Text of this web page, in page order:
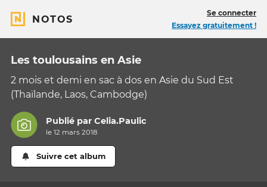
NOTOS
Se connecter
Essayez gratuitement !
Les toulousains en Asie
2 mois et demi en sac à dos en Asie du Sud Est
(Thaïlande, Laos, Cambodge)
Publié parCelia.Paulic
le 12 mars 2018
Suivre cet album